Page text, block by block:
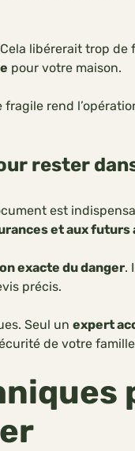
libérerait trop de
pour votre maison.
rend
rester
est
et aux futurs
exacte du danger.
précis.
Seul un expert
de votre